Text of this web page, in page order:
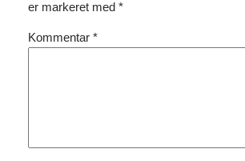
er markeret med *
Kommentar *